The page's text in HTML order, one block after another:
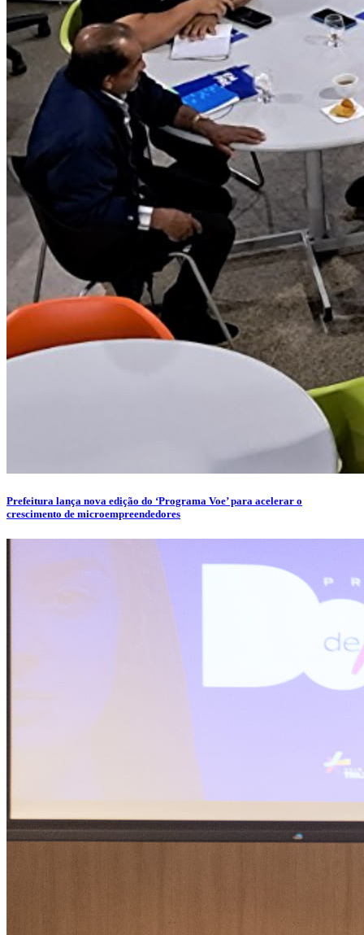
Prefeitura lança nova edição do ‘Programa Voe’ para acelerar o
crescimento de microempreendedores